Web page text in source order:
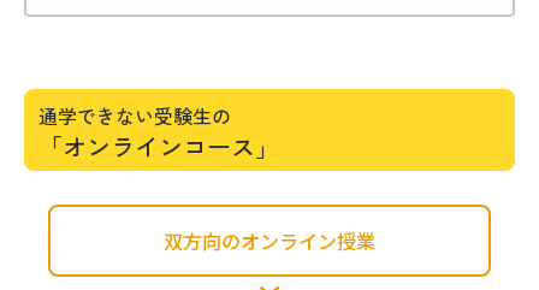
通学できない受験生の
「オンラインコース」
双方向のオンライン授業